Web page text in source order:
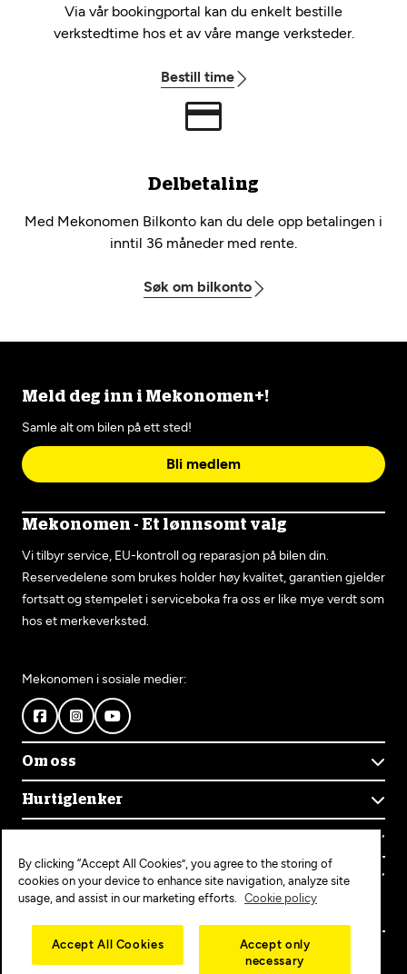
Via vår bookingportal kan du enkelt bestille
verkstedtime hos et av våre mange verksteder.
Bestill time
Delbetaling
Med Mekonomen Bilkonto kan du dele opp betalingen i
inntil 36 måneder med rente.
Søk om bilkonto
Meld deg inn i Mekonomen+!
Samle alt om bilen på ett sted!
Bli medlem
Mekonomen - Et lønnsomt valg
Vi tilbyr service, EU-kontroll og reparasjon på bilen din.
Reservedelene som brukes holder høy kvalitet, garantien gjelder
fortsatt og stempelet i serviceboka fra oss er like mye verdt som
hos et merkeverksted.
Mekonomen i sosiale medier:
Om oss
Om Mekonomen
Mekonomens historie
Jobb i Mekonomen
Bærekraft
Bli Mekonomen-verksted
Hurtiglenker
Finn verksted
Bestill time
Opprett konto
Kundeservice
Ofte stilte spørsmål
Mekonomen+
Personvern
Populære tjenester
Bilservice
EU-kontroll
Diagnose/Feilsøking
Dekkskift
Copyright © 2025 MEKO Norway AS
Personvernerklæring
By clicking “Accept All Cookies”, you agree to the storing of
cookies on your device to enhance site navigation, analyze site
usage, and assist in our marketing efforts.
Cookie policy
Accept All Cookies
Accept only
necessary